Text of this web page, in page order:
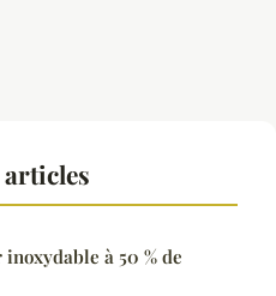
à 50 % de